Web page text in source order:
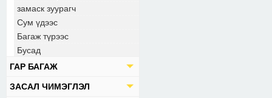
замаск зуурагч
Сум үдээс
Багаж түрээс
Бусад
ГАР БАГАЖ
ЗАСАЛ ЧИМЭГЛЭЛ